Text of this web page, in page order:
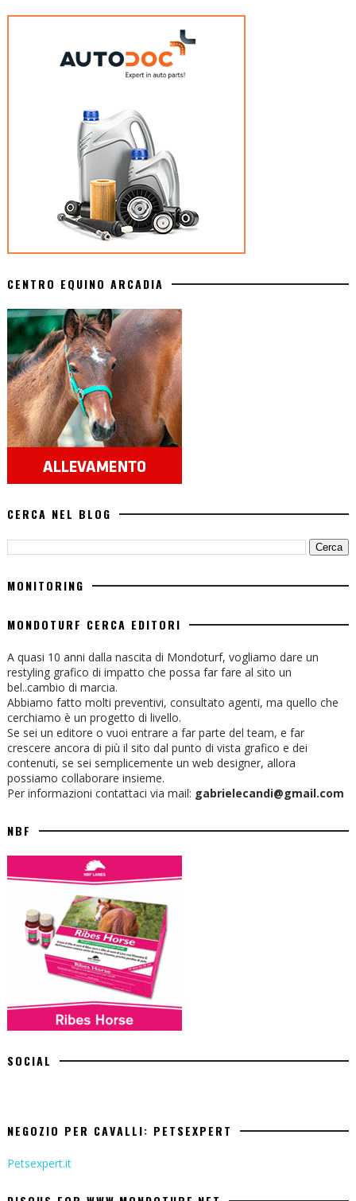
CENTRO EQUINO ARCADIA
CERCA NEL BLOG
MONITORING
MONDOTURF CERCA EDITORI
A quasi 10 anni dalla nascita di Mondoturf, vogliamo dare un
restyling grafico di impatto che possa far fare al sito un
bel..cambio di marcia.
Abbiamo fatto molti preventivi, consultato agenti, ma quello che
cerchiamo è un progetto di livello.
Se sei un editore o vuoi entrare a far parte del team, e far
crescere ancora di più il sito dal punto di vista grafico e dei
contenuti, se sei semplicemente un web designer, allora
possiamo collaborare insieme.
Per informazioni contattaci via mail: gabrielecandi@gmail.com
NBF
SOCIAL
NEGOZIO PER CAVALLI: PETSEXPERT
Petsexpert.it